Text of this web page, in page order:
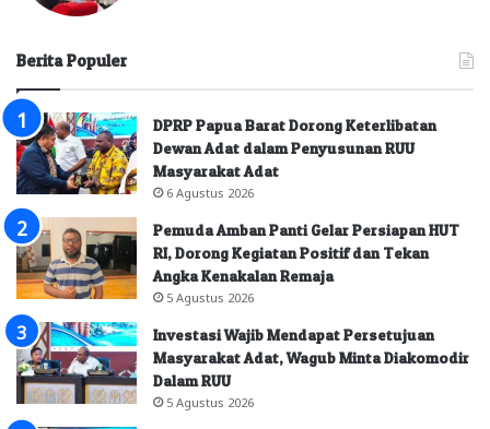
Berita Populer
DPRP Papua Barat Dorong Keterlibatan
Dewan Adat dalam Penyusunan RUU
Masyarakat Adat
6 Agustus 2026
Pemuda Amban Panti Gelar Persiapan HUT
RI, Dorong Kegiatan Positif dan Tekan
Angka Kenakalan Remaja
5 Agustus 2026
Investasi Wajib Mendapat Persetujuan
Masyarakat Adat, Wagub Minta Diakomodir
Dalam RUU
5 Agustus 2026